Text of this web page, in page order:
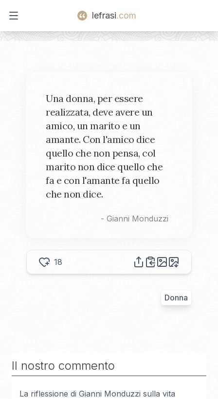
Open main menu
lefrasi.com
Una donna, per essere
realizzata, deve avere un
amico, un marito e un
amante. Con l'amico dice
quello che non pensa, col
marito non dice quello che
fa e con l'amante fa quello
che non dice.
- Gianni Monduzzi
18
Donna
Il nostro commento
La riflessione di Gianni Monduzzi sulla vita